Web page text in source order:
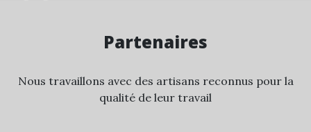
Partenaires
Nous travaillons avec des artisans reconnus pour la
qualité de leur travail